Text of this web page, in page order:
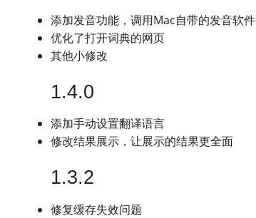
添加发音功能，调用Mac自带的发音软件
优化了打开词典的网页
其他小修改
1.4.0
添加手动设置翻译语言
修改结果展示，让展示的结果更全面
1.3.2
修复缓存失效问题